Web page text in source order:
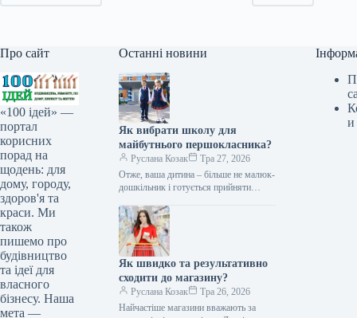
Про сайт
«100 ідей» —
портал
корисних
порад на
щодень: для
дому, городу,
здоров'я та
краси. Ми
також
пишемо про
будівництво
та ідеї для
власного
бізнесу. Наша
мета —
Останні новини
Як вибрати школу для
майбутнього першокласника?
Руслана Козак
Тра 27, 2026
Отже, ваша дитина – більше не малюк-
дошкільник і готується прийняти
першокласника. Перший шкільний рік
– період…
Як швидко та результативно
сходити до магазину?
Руслана Козак
Тра 26, 2026
Найчастіше магазини вважають за
и